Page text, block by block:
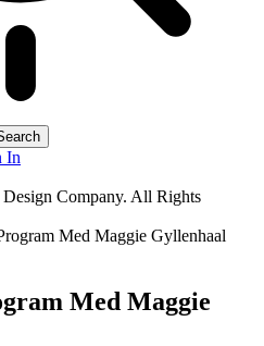
In
Company. All Rights
Med Maggie Gyllenhaal
Med Maggie